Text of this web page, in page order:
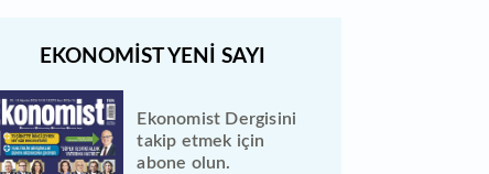
Ekonomist Dergisini
takip etmek için
abone olun.